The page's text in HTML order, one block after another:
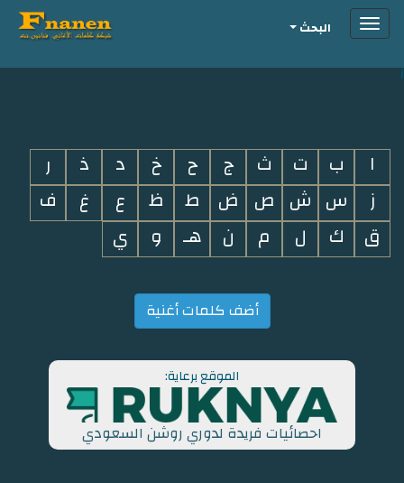
i
Toggleالبحث
ا ب ت ث ج ح خ د ذ
ر
ز
س ش ص ض ط ظ ع غ
ف
ق
ك ل م ن هـ و ي
أضف كلمات أغنية
الموقع برعاية:
احصائيات فريدة لدوري روشن السعودي